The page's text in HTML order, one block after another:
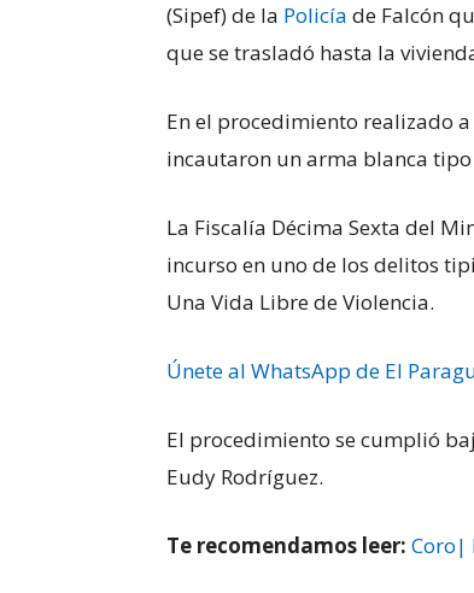
(Sipef) de la Policía de Falcón
que se trasladó hasta la
En el procedimiento realizado
incautaron un arma blanca
La Fiscalía Décima Sexta del
incurso en uno de los delitos
Una Vida Libre de Violencia.
Únete al WhatsApp de El
El procedimiento se cumplió
Eudy Rodríguez.
Te recomendamos leer: Coro|